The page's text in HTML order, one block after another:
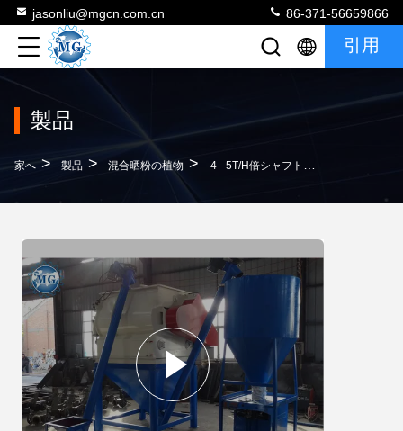
jasonliu@mgcn.com.cn 86-371-56659866
引用
製品
家へ > 製品 > 混合晒粉の植物 > 4 - 5T/H倍シャフト乳鉢ミキサーの機械によって改良される簡単な混合晒粉乳鉢の植物